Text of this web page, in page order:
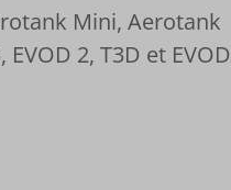
Mini, Aerotank
2, T3D et EVOD